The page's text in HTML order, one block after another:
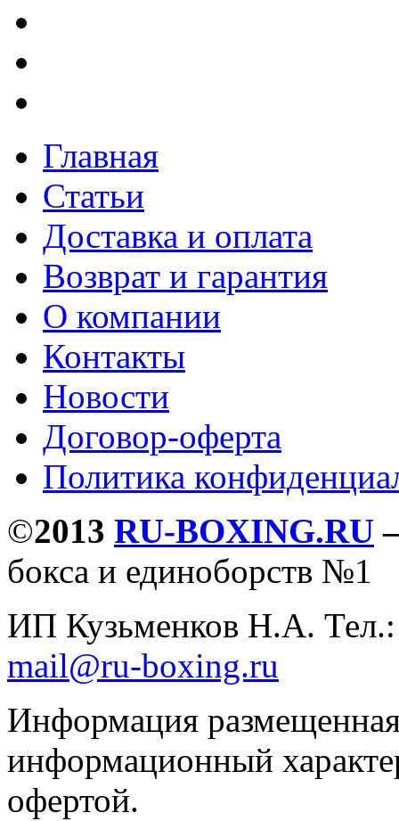
Главная
Статьи
Доставка и оплата
Возврат и гарантия
О компании
Контакты
Новости
Договор-оферта
Политика
©2013 RU-BOXING.RU
бокса и единоборств №1
ИП Кузьменков Н.А.
mail@ru-boxing.ru
Информация
информационный
офертой.